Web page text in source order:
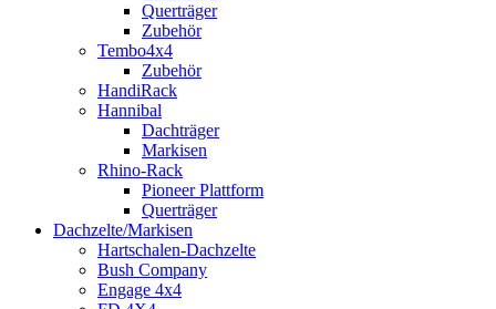
Querträger
Zubehör
Tembo4x4
Zubehör
HandiRack
Hannibal
Dachträger
Markisen
Rhino-Rack
Pioneer Plattform
Querträger
Dachzelte/Markisen
Hartschalen-Dachzelte
Bush Company
Engage 4x4